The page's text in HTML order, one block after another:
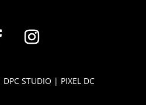
DPC STUDIO | PIXEL DC